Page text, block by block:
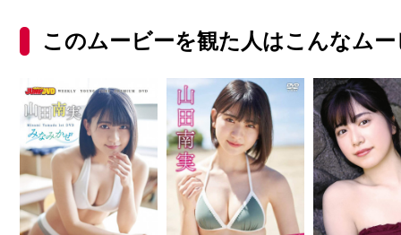
このムービーを観た人はこんなム